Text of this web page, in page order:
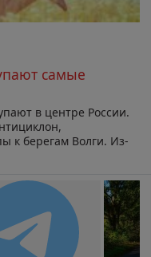
самые
в центре России.
к берегам Волги. Из-